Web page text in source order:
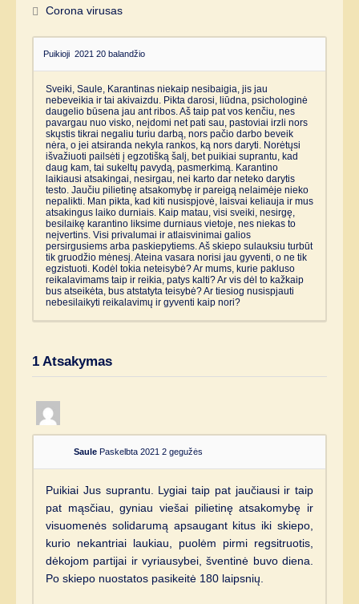
Corona virusas
Puikioji 2021 20 balandžio
Sveiki, Saule, Karantinas niekaip nesibaigia, jis jau
nebeveikia ir tai akivaizdu. Pikta darosi, liūdna, psichologinė
daugelio būsena jau ant ribos. Aš taip pat vos kenčiu, nes
pavargau nuo visko, neįdomi net pati sau, pastoviai irzli nors
skųstis tikrai negaliu turiu darbą, nors pačio darbo beveik
nėra, o jei atsiranda nekyla rankos, ką nors daryti. Norėtųsi
išvažiuoti pailsėti į egzotišką šalį, bet puikiai suprantu, kad
daug kam, tai sukeltų pavydą, pasmerkimą. Karantino
laikiausi atsakingai, nesirgau, nei karto dar neteko darytis
testo. Jaučiu pilietinę atsakomybę ir pareigą nelaimėje nieko
nepalikti. Man pikta, kad kiti nusispjovė, laisvai keliauja ir mus
atsakingus laiko durniais. Kaip matau, visi sveiki, nesirgę,
besilaikę karantino liksime durniaus vietoje, nes niekas to
neįvertins. Visi privalumai ir atlaisvinimai galios
persirgusiems arba paskiepytiems. Aš skiepo sulauksiu turbūt
tik gruodžio mėnesį. Ateina vasara norisi jau gyventi, o ne tik
egzistuoti. Kodėl tokia neteisybė? Ar mums, kurie pakluso
reikalavimams taip ir reikia, patys kalti? Ar vis dėl to kažkaip
bus atseikėta, bus atstatyta teisybė? Ar tiesiog nusispjauti
nebesilaikyti reikalavimų ir gyventi kaip nori?
1 Atsakymas
Saule Paskelbta 2021 2 gegužės
Puikiai Jus suprantu. Lygiai taip pat jaučiausi ir taip
pat mąsčiau, gyniau viešai pilietinę atsakomybę ir
visuomenės solidarumą apsaugant kitus iki skiepo,
kurio nekantriai laukiau, puolėm pirmi regsitruotis,
dėkojom partijai ir vyriausybei, šventinė buvo diena.
Po skiepo nuostatos pasikeitė 180 laipsnių.